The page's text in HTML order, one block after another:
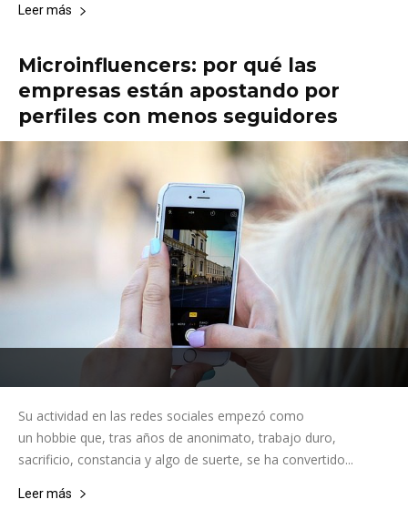
Leer más
Microinfluencers: por qué las
empresas están apostando por
perfiles con menos seguidores
Su actividad en las redes sociales empezó como
un hobbie que, tras años de anonimato, trabajo duro,
sacrificio, constancia y algo de suerte, se ha convertido...
Leer más